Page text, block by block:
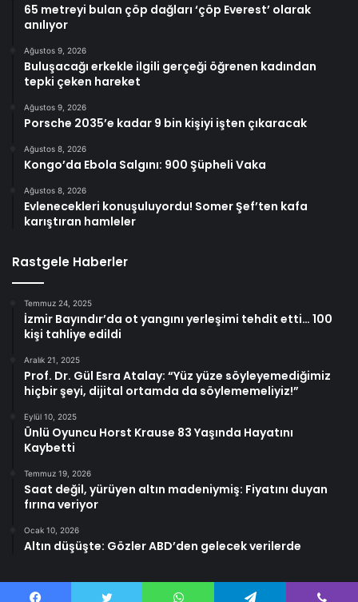
65 metreyi bulan çöp dağları ‘çöp Everest’ olarak
anılıyor
Ağustos 9, 2026
Buluşacağı erkekle ilgili gerçeği öğrenen kadından
tepki çeken hareket
Ağustos 9, 2026
Porsche 2035’e kadar 9 bin kişiyi işten çıkaracak
Ağustos 8, 2026
Kongo’da Ebola Salgını: 900 Şüpheli Vaka
Ağustos 8, 2026
Evlenecekleri konuşuluyordu! Somer Şef’ten kafa
karıştıran hamleler
Rastgele Haberler
Temmuz 24, 2025
İzmir Bayındır’da ot yangını yerleşimi tehdit etti… 100
kişi tahliye edildi
Aralık 21, 2025
Prof. Dr. Gül Esra Atalay: “Yüz yüze söyleyemediğimiz
hiçbir şeyi, dijital ortamda da söylememeliyiz!”
Eylül 10, 2025
Ünlü Oyuncu Horst Krause 83 Yaşında Hayatını
Kaybetti
Temmuz 19, 2026
Saat değil, yürüyen altın madeniymiş: Fiyatını duyan
fırına veriyor
Ocak 10, 2026
Altın düşüşte: Gözler ABD’den gelecek verilerde